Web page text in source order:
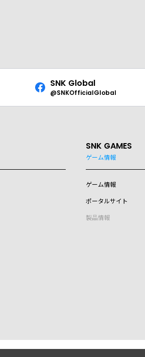
SNK Global
@SNKOfficialGlobal
SNK GAMES
ゲーム情報
ゲーム情報
ポータルサイト
製品情報